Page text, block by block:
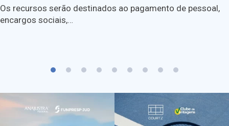
Os recursos serão destinados ao pagamento de pessoal,
encargos sociais,…